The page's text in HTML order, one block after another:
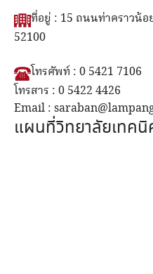
ที่อยู่ : 15 ถนนท่าคราวน้อ
52100
โทรศัพท์ : 0 5421 7106
โทรสาร : 0 5422 4426
Email :
แผนที่วิทยาลัยเทคนิ